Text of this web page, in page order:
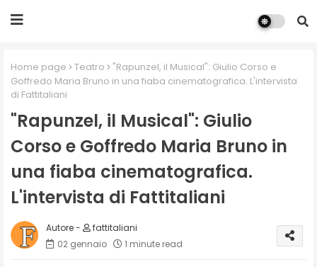
Home page Teatro
"Rapunzel, il Musical": Giulio Corso e
Goffredo Maria Bruno in una fiaba cinematografica. L'intervista
di Fattitaliani
"Rapunzel, il Musical": Giulio
Corso e Goffredo Maria Bruno in
una fiaba cinematografica.
L'intervista di Fattitaliani
fattitaliani
02 gennaio
1 minute read